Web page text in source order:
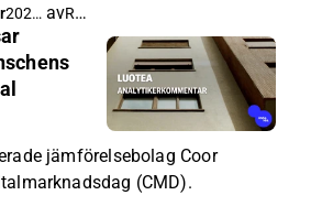
2026-
03-21
10:00
av Rauli Juva
jämförelsebolag Coor
(CMD).